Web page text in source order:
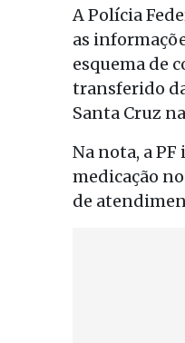
A Polícia
as
esquema de
transferido
Santa Cruz
Na nota, a
medicação
de